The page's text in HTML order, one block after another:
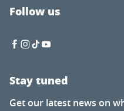
Follow us
Stay tuned
Get our latest news on